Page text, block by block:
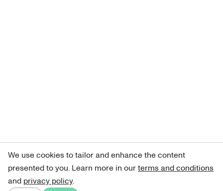
We use cookies to tailor and enhance the content
presented to you. Learn more in ourterms and conditions
and privacy policy.